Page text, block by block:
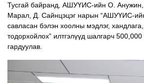
Тусгай байранд, АШУҮИС-ийн О.
Марал, Д. Сайнцэцэг нарын “АШУҮИС-
савласан бэлэн хоолны мэдлэг,
тодорхойлох” илтгэлүүд шалгарч
гардуулав.